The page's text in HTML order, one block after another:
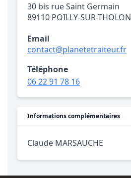
30 bis rue Saint Germain
89110 POILLY-SUR-THOLON
Email
contact@planetetraiteur.fr
Téléphone
06 22 91 78 16
Informations complémentaires
Claude MARSAUCHE